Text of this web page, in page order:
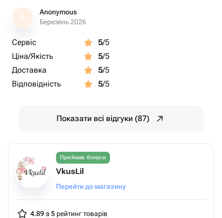
A
Anonymous
Березень 2026
Сервіс 5/5
Ціна/Якість
5/5
Доставка
5/5
Відповідність
5/5
Показати всі відгуки (87)
Приймає бонуси
VkusLil
Перейти до магазину
4.89 з 5 рейтинг товарів